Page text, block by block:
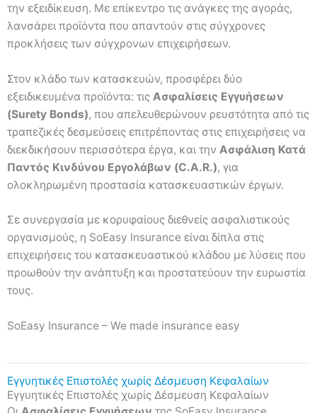
την εξειδίκευση. Με επίκεντρο τις ανάγκες της αγοράς,
λανσάρει προϊόντα που απαντούν στις σύγχρονες
προκλήσεις των σύγχρονων επιχειρήσεων.
Στον κλάδο των κατασκευών, προσφέρει δύο
εξειδικευμένα προϊόντα: τις Ασφαλίσεις Εγγυήσεων
(Surety Bonds), που απελευθερώνουν ρευστότητα από τις
τραπεζικές δεσμεύσεις επιτρέποντας στις επιχειρήσεις να
διεκδικήσουν περισσότερα έργα, και την Ασφάλιση Κατά
Παντός Κινδύνου Εργολάβων (C.A.R.), για
ολοκληρωμένη προστασία κατασκευαστικών έργων.
Σε συνεργασία με κορυφαίους διεθνείς ασφαλιστικούς
οργανισμούς, η SoEasy Insurance είναι δίπλα στις
επιχειρήσεις του κατασκευαστικού κλάδου με λύσεις που
προωθούν την ανάπτυξη και προστατεύουν την ευρωστία
τους.
SoEasy Insurance – We made insurance easy
Εγγυητικές Επιστολές χωρίς Δέσμευση Κεφαλαίων​
Εγγυητικές Επιστολές χωρίς Δέσμευση Κεφαλαίων